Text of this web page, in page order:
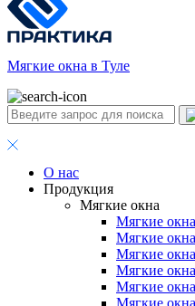
Мягкие окна в Туле
О нас
Продукция
Мягкие окна
Мягкие
Мягкие
Мягкие
Мягкие
Мягкие
Мягкие